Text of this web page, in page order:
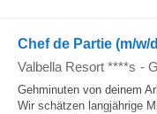
Chef de Partie (m/w/
Valbella Resort ****s -
Gehminuten von deinem
Wir schätzen langjährige